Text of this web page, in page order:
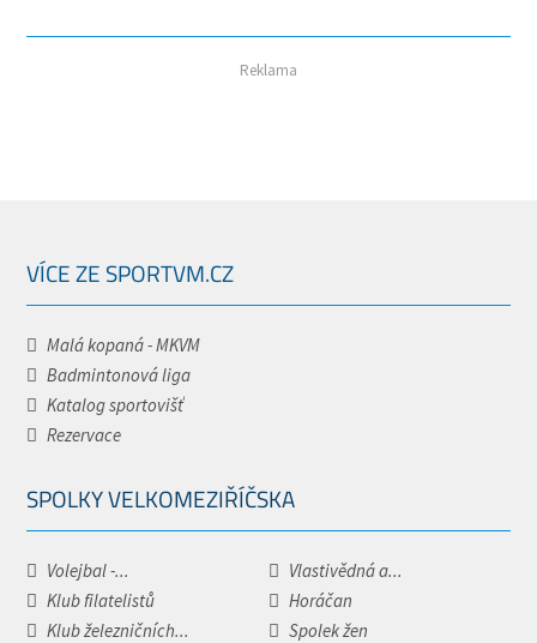
Reklama
VÍCE ZE SPORTVM.CZ
Malá kopaná - MKVM
Badmintonová liga
Katalog sportovišť
Rezervace
SPOLKY VELKOMEZIŘÍČSKA
Volejbal -...
Vlastivědná a...
Klub filatelistů
Horáčan
Klub železničních...
Spolek žen